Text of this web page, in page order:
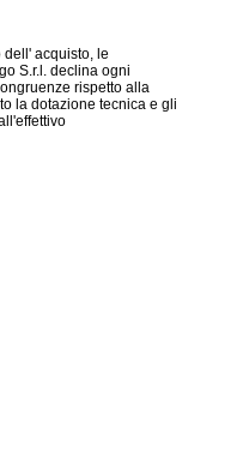
acquisto, le
S.r.l. declina ogni
rispetto alla
la dotazione tecnica e gli
vettura.